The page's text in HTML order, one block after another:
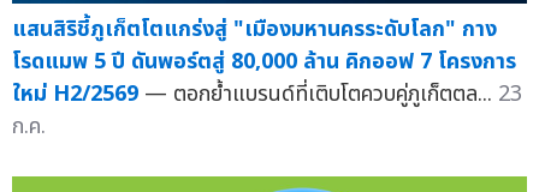
แสนสิริชี้ภูเก็ตโตแกร่งสู่ "เมืองมหานครระดับโลก" กาง
โรดแมพ 5 ปี ดันพอร์ตสู่ 80,000 ล้าน คิกออฟ 7 โครงการ
ใหม่ H2/2569 — ตอกย้ำแบรนด์ที่เติบโตควบคู่ภูเก็ตตล... 23
ก.ค.